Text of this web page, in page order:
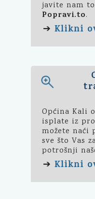
javite nam
Popravi.to.
➔ Klikni
Općina Kali
isplate iz
možete naći
sve što Vas
potrošnji
➔ Klikni